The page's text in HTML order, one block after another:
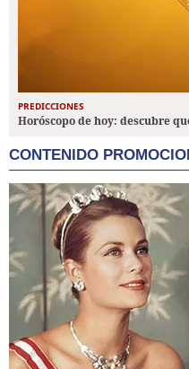
PREDICCIONES
Horóscopo de hoy: descubre
CONTENIDO